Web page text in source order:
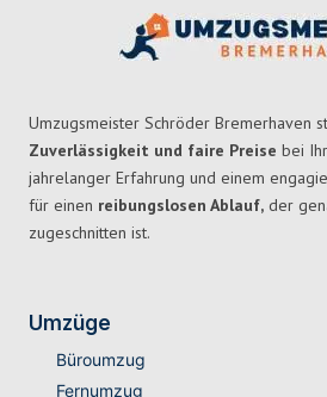
Umzugsmeister Schröder Bremerhaven
Zuverlässigkeit und faire Preise bei
jahrelanger Erfahrung und einem
für einen reibungslosen Ablauf, der
zugeschnitten ist.
Umzüge
Büroumzug
Fernumzug